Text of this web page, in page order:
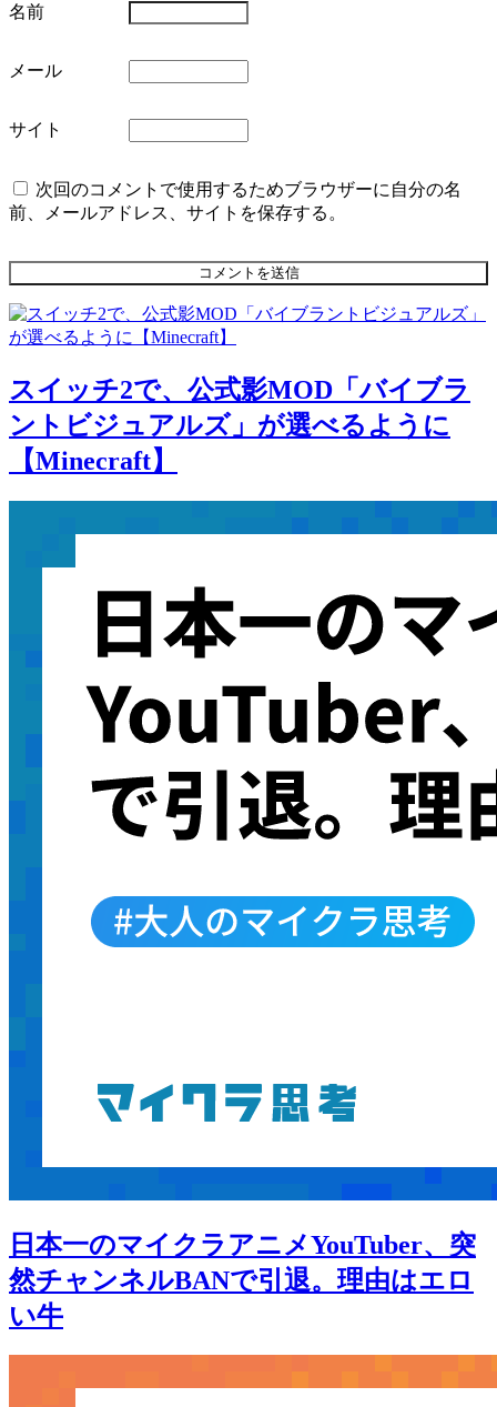
名前
メール
サイト
次回のコメントで使用するためブラウザーに自分の名
前、メールアドレス、サイトを保存する。
スイッチ2で、公式影MOD「バイブラ
ントビジュアルズ」が選べるように
【Minecraft】
日本一のマイクラアニメYouTuber、突
然チャンネルBANで引退。理由はエロ
い牛